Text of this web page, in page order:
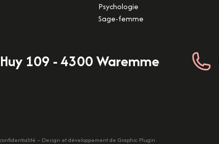
Psychologie
Sage-femme
109 - 4300 Waremme
– Design et développement de Graphic Plugin